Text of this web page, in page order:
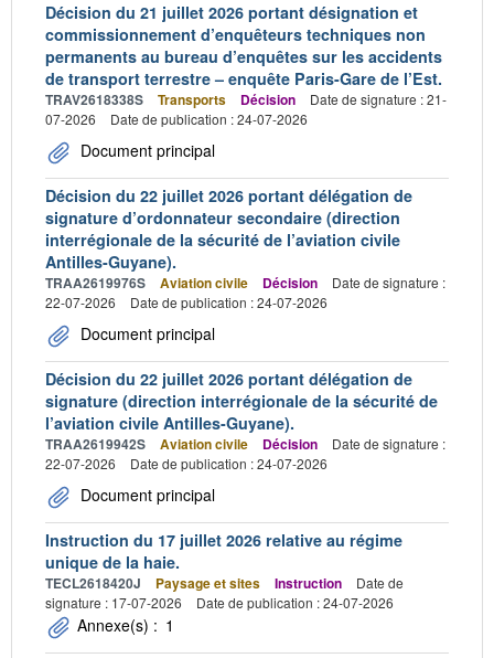
Décision du 21 juillet 2026 portant désignation et
commissionnement d’enquêteurs techniques non
permanents au bureau d’enquêtes sur les accidents
de transport terrestre – enquête Paris-Gare de l’Est.
TRAV2618338S Transports Décision
Date de signature : 21-
07-2026
Date de publication : 24-07-2026
Document principal
Décision du 22 juillet 2026 portant délégation de
signature d’ordonnateur secondaire (direction
interrégionale de la sécurité de l’aviation civile
Antilles-Guyane).
TRAA2619976S Aviation civile Décision
Date de signature :
22-07-2026
Date de publication : 24-07-2026
Document principal
Décision du 22 juillet 2026 portant délégation de
signature (direction interrégionale de la sécurité de
l’aviation civile Antilles-Guyane).
TRAA2619942S Aviation civile Décision
Date de signature :
22-07-2026
Date de publication : 24-07-2026
Document principal
Instruction du 17 juillet 2026 relative au régime
unique de la haie.
TECL2618420J Paysage et sites Instruction
Date de
signature : 17-07-2026
Date de publication : 24-07-2026
Annexe(s) : 1